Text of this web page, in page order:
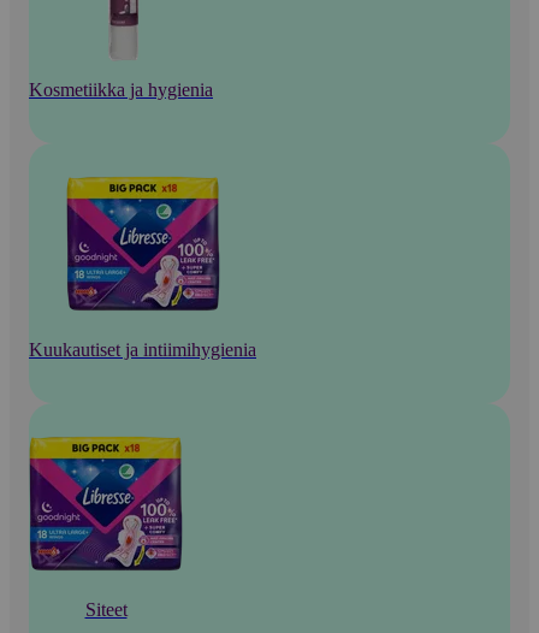
Kosmetiikka ja hygienia
Kuukautiset ja intiimihygienia
Siteet